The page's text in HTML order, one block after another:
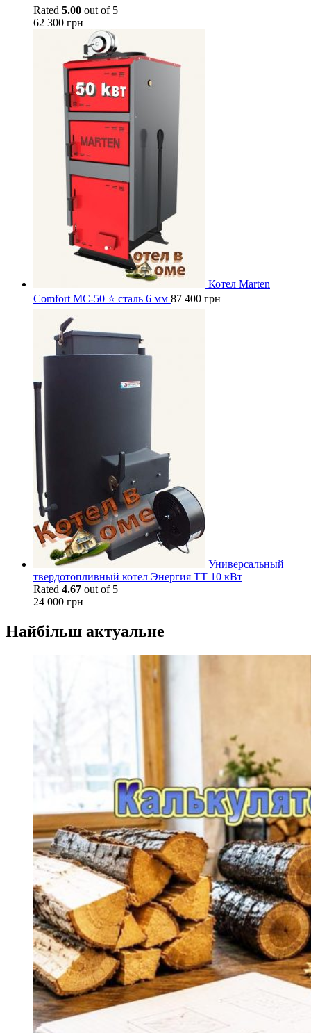
Rated 5.00 out of 5
62 300 грн
Котел Marten
Comfort MC-50 ⭐ сталь 6 мм 87 400 грн
Универсальный
твердотопливный котел Энергия ТТ 10 кВт
Rated 4.67 out of 5
24 000 грн
Найбільш актуальне